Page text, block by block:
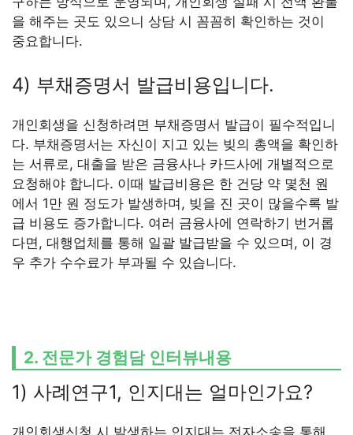
을 해주는 곳도 있으니 상담 시 꼼꼼히 확인하는 것이
중요합니다.
4) 부채증명서 발급비용입니다.
개인회생을 신청하려면 부채증명서 발급이 필수적입니
다. 부채증명서는 자신이 지고 있는 빚의 총액을 확인하
는 서류로, 대출을 받은 금융사나 카드사에 개별적으로
요청해야 합니다. 이때 발급비용은 한 건당 약 몇천 원
에서 1만 원 정도가 발생하며, 빚을 진 곳이 많을수록 발
급 비용도 증가합니다. 여러 금융사에 연락하기 번거롭
다면, 대행업체를 통해 일괄 발급받을 수 있으며, 이 경
우 추가 수수료가 부과될 수 있습니다.
2. 전문가 경험담 인터뷰내용
1) 사례연구1, 인지대는 얼마인가요?